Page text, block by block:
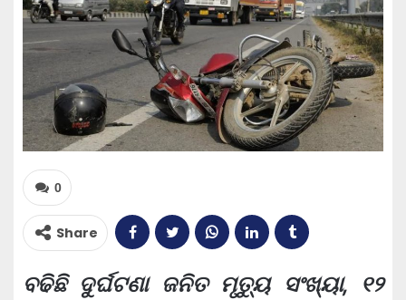
0
Share
ବଢିଛି ଦୁର୍ଘଟଣା ଜନିତ ମୃତ୍ୟୁ ସଂଖ୍ୟା, ୧୨